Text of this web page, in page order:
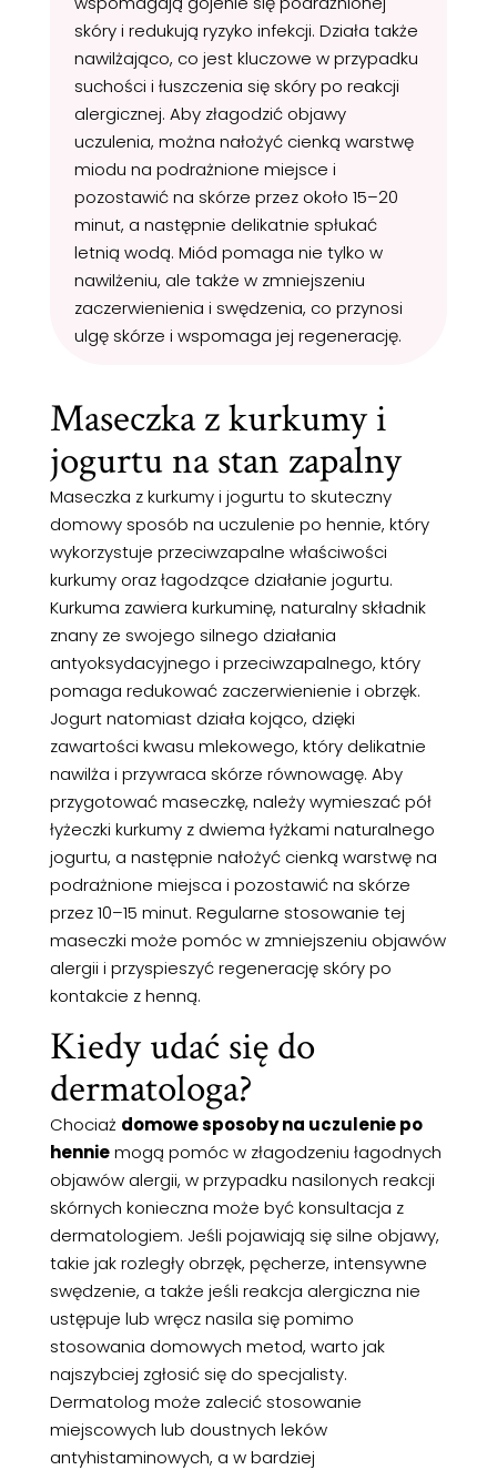
skóry i redukują ryzyko infekcji. Działa także
nawilżająco, co jest kluczowe w przypadku
suchości i łuszczenia się skóry po reakcji
alergicznej. Aby złagodzić objawy
uczulenia, można nałożyć cienką warstwę
miodu na podrażnione miejsce i
pozostawić na skórze przez około 15–20
minut, a następnie delikatnie spłukać
letnią wodą. Miód pomaga nie tylko w
nawilżeniu, ale także w zmniejszeniu
zaczerwienienia i swędzenia, co przynosi
ulgę skórze i wspomaga jej regenerację.
Maseczka z kurkumy i
jogurtu na stan zapalny
Maseczka z kurkumy i jogurtu to skuteczny
domowy sposób na uczulenie po hennie, który
wykorzystuje przeciwzapalne właściwości
kurkumy oraz łagodzące działanie jogurtu.
Kurkuma zawiera kurkuminę, naturalny składnik
znany ze swojego silnego działania
antyoksydacyjnego i przeciwzapalnego, który
pomaga redukować zaczerwienienie i obrzęk.
Jogurt natomiast działa kojąco, dzięki
zawartości kwasu mlekowego, który delikatnie
nawilża i przywraca skórze równowagę. Aby
przygotować maseczkę, należy wymieszać pół
łyżeczki kurkumy z dwiema łyżkami naturalnego
jogurtu, a następnie nałożyć cienką warstwę na
podrażnione miejsca i pozostawić na skórze
przez 10–15 minut. Regularne stosowanie tej
maseczki może pomóc w zmniejszeniu objawów
alergii i przyspieszyć regenerację skóry po
kontakcie z henną.
Kiedy udać się do
dermatologa?
Chociaż domowe sposoby na uczulenie po
henniemogą pomóc w złagodzeniu łagodnych
objawów alergii, w przypadku nasilonych reakcji
skórnych konieczna może być konsultacja z
dermatologiem. Jeśli pojawiają się silne objawy,
takie jak rozległy obrzęk, pęcherze, intensywne
swędzenie, a także jeśli reakcja alergiczna nie
ustępuje lub wręcz nasila się pomimo
stosowania domowych metod, warto jak
najszybciej zgłosić się do specjalisty.
Dermatolog może zalecić stosowanie
miejscowych lub doustnych leków
antyhistaminowych, a w bardziej